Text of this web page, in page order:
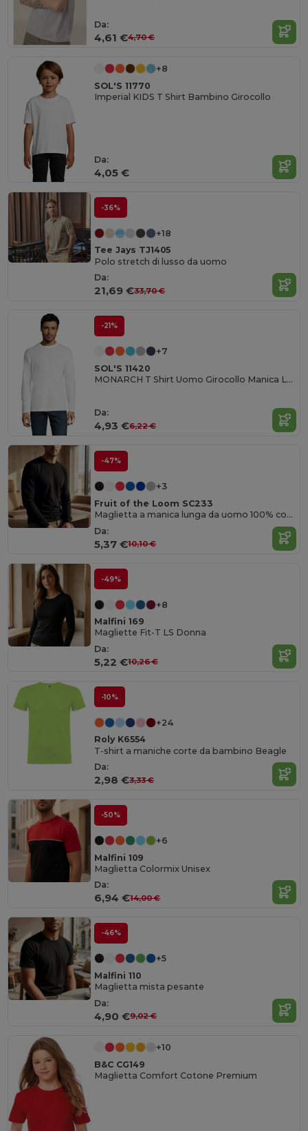
Da:
4,61 €4,70 €
+8
SOL'S 11770
Imperial KIDS T Shirt Bambino Girocollo
Da:
4,05 €
-36%
+18
Tee Jays TJ1405
Polo stretch di lusso da uomo
Da:
21,69 €33,70 €
-21%
+7
SOL'S 11420
MONARCH T Shirt Uomo Girocollo Manica Lunga
Da:
4,93 €6,22 €
-47%
+3
Fruit of the Loom SC233
Maglietta a manica lunga da uomo 100% cotone
Da:
5,37 €10,10 €
-49%
+8
Malfini 169
Magliette Fit-T LS Donna
Da:
5,22 €10,26 €
-10%
+24
Roly K6554
T-shirt a maniche corte da bambino Beagle
Da:
2,98 €3,33 €
-50%
+6
Malfini 109
Maglietta Colormix Unisex
Da:
6,94 €14,00 €
-46%
+5
Malfini 110
Maglietta mista pesante
Da:
4,90 €9,02 €
+10
B&C CG149
Maglietta Comfort Cotone Premium